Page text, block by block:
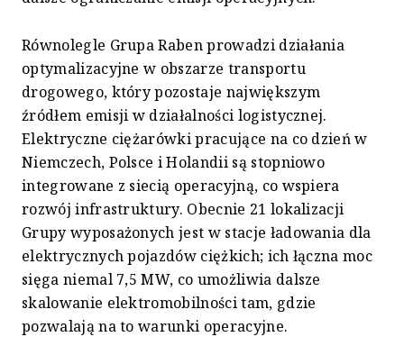
Równolegle Grupa Raben prowadzi działania
optymalizacyjne w obszarze transportu
drogowego, który pozostaje największym
źródłem emisji w działalności logistycznej.
Elektryczne ciężarówki pracujące na co dzień w
Niemczech, Polsce i Holandii są stopniowo
integrowane z siecią operacyjną, co wspiera
rozwój infrastruktury. Obecnie 21 lokalizacji
Grupy wyposażonych jest w stacje ładowania dla
elektrycznych pojazdów ciężkich; ich łączna moc
sięga niemal 7,5 MW, co umożliwia dalsze
skalowanie elektromobilności tam, gdzie
pozwalają na to warunki operacyjne.